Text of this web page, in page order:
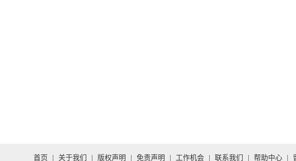
首页 关于我们 版权声明 免责声明 工作机会 联系我们 帮助中心